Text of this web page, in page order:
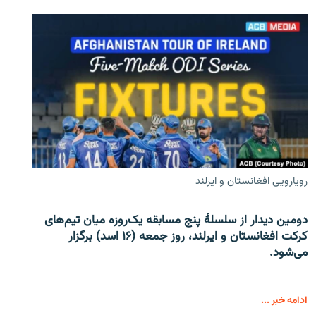
رویارویی افغانستان و ایرلند
دومین دیدار از سلسلۀ پنج مسابقه یک‌روزه میان تیم‌های
کرکت افغانستان و ایرلند، روز جمعه (۱۶ اسد) برگزار
می‌شود.
ادامه خبر ...